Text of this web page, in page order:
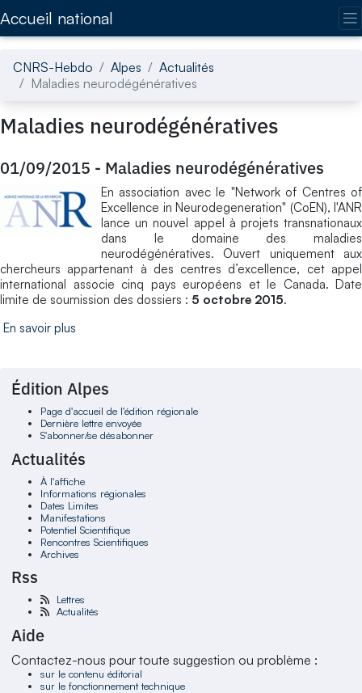
Accueil national
CNRS-Hebdo Alpes
Actualités
Maladies neurodégénératives
Maladies neurodégénératives
01/09/2015 - Maladies neurodégénératives
En association avec le "Network of Centres of
Excellence in Neurodegeneration" (CoEN), l'ANR
lance un nouvel appel à projets transnationaux
dans le domaine des maladies
neurodégénératives. Ouvert uniquement aux
chercheurs appartenant à des centres d’excellence, cet appel
international associe cinq pays européens et le Canada. Date
limite de soumission des dossiers : 5 octobre 2015.
En savoir plus
Édition Alpes
Page d'accueil de l'édition régionale
Dernière lettre envoyée
S'abonner/se désabonner
Actualités
À l'affiche
Informations régionales
Dates Limites
Manifestations
Potentiel Scientifique
Rencontres Scientifiques
Archives
Rss
Lettres
Actualités
Aide
Contactez-nous pour toute suggestion ou problème :
sur le contenu éditorial
sur le fonctionnement technique